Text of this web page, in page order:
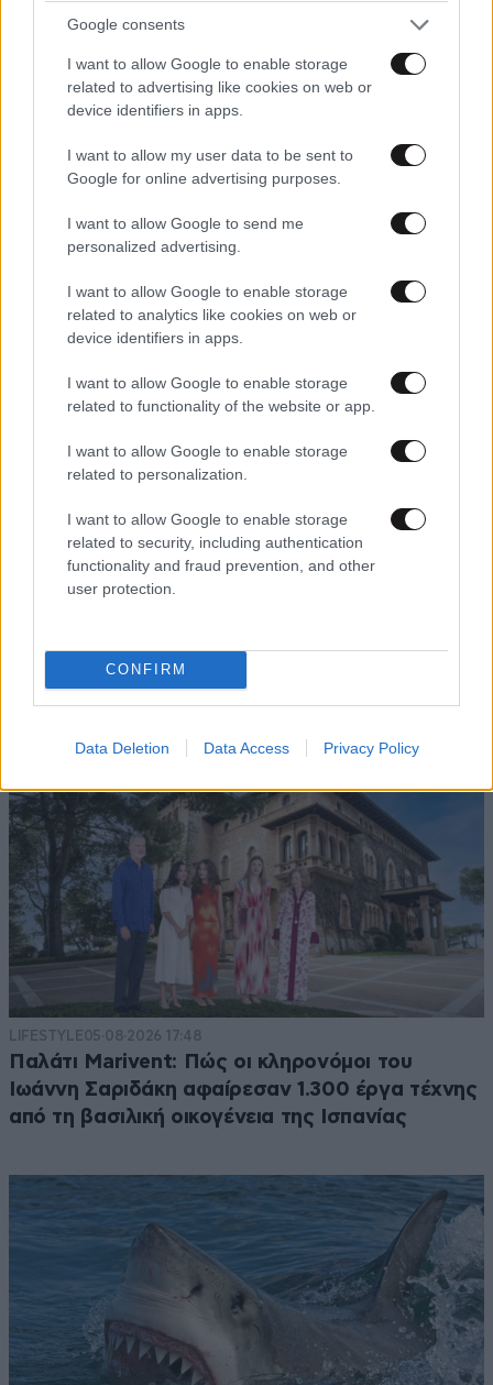
Google consents
I want to allow Google to enable storage
related to advertising like cookies on web or
device identifiers in apps.
I want to allow my user data to be sent to
Google for online advertising purposes.
I want to allow Google to send me
personalized advertising.
I want to allow Google to enable storage
related to analytics like cookies on web or
device identifiers in apps.
I want to allow Google to enable storage
related to functionality of the website or app.
I want to allow Google to enable storage
related to personalization.
I want to allow Google to enable storage
related to security, including authentication
functionality and fraud prevention, and other
user protection.
CONFIRM
Data Deletion Data Access Privacy Policy
Μαρία Κορινθίου: «Είμαι πιο ευτυχισμένη από
ποτέ – Ναι, έχω πατήσει φρένο»
ΕΛΛΑΔΑ05·08·2026 21:24
«Κάηκε το σπίτι μας στην Ελλάδα λίγο πριν
από τη Βρετανία που είδε το όνειρο ζωής να
γίνεται στάχτη
LIFESTYLE05·08·2026 17:48
Παλάτι Marivent: Πώς οι κληρονόμοι του
Ιωάννη Σαριδάκη αφαίρεσαν 1.300 έργα τέχνης
από τη βασιλική οικογένεια της Ισπανίας